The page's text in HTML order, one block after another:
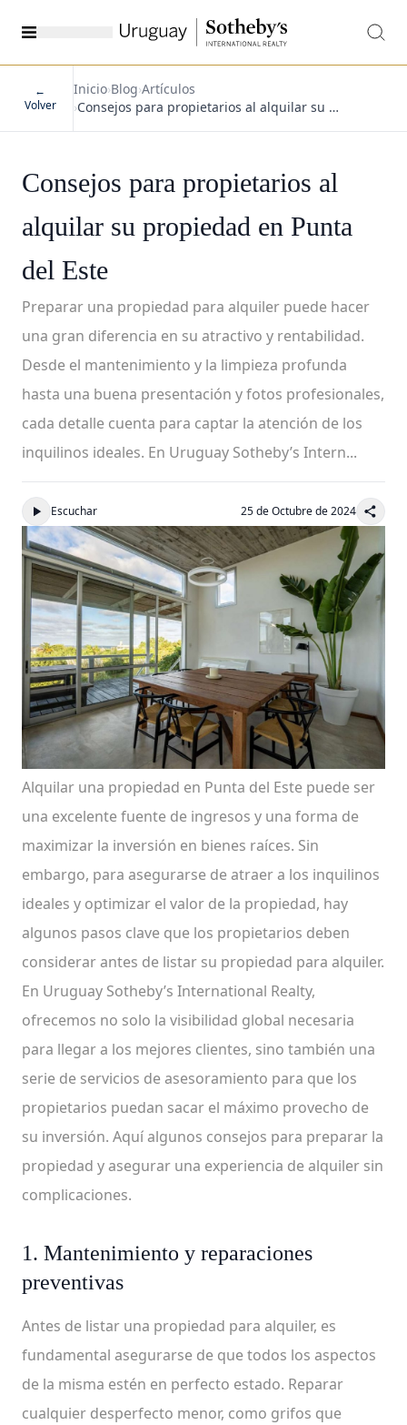
←
Volver
Inicio›Blog›Artículos
›Consejos para propietarios al alquilar su …
Consejos para propietarios al
alquilar su propiedad en Punta
del Este
Preparar una propiedad para alquiler puede hacer
una gran diferencia en su atractivo y rentabilidad.
Desde el mantenimiento y la limpieza profunda
hasta una buena presentación y fotos profesionales,
cada detalle cuenta para captar la atención de los
inquilinos ideales. En Uruguay Sotheby’s Intern...
Escuchar 25 de Octubre de 2024
Alquilar una propiedad en Punta del Este puede ser
una excelente fuente de ingresos y una forma de
maximizar la inversión en bienes raíces. Sin
embargo, para asegurarse de atraer a los inquilinos
ideales y optimizar el valor de la propiedad, hay
algunos pasos clave que los propietarios deben
considerar antes de listar su propiedad para alquiler.
En Uruguay Sotheby’s International Realty,
ofrecemos no solo la visibilidad global necesaria
para llegar a los mejores clientes, sino también una
serie de servicios de asesoramiento para que los
propietarios puedan sacar el máximo provecho de
su inversión. Aquí algunos consejos para preparar la
propiedad y asegurar una experiencia de alquiler sin
complicaciones.
1. Mantenimiento y reparaciones
preventivas
Antes de listar una propiedad para alquiler, es
fundamental asegurarse de que todos los aspectos
de la misma estén en perfecto estado. Reparar
cualquier desperfecto menor, como grifos que